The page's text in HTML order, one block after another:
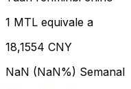
1 MTL equivale a
18,1554 CNY
NaN (NaN%) Semanal